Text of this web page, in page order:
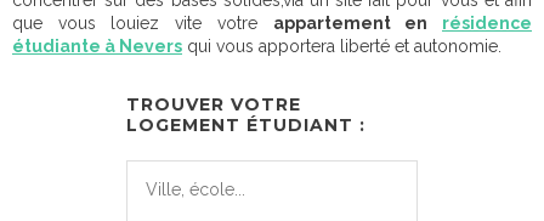
que vous louiez vite votre appartement en résidence
étudiante à Nevers qui vous apportera liberté et autonomie.
TROUVER VOTRE
LOGEMENT ÉTUDIANT :